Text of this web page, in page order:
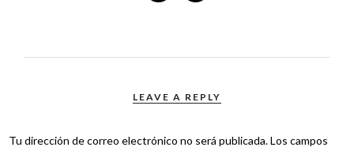
LEAVE A REPLY
Tu dirección de correo electrónico no será publicada.Los campos